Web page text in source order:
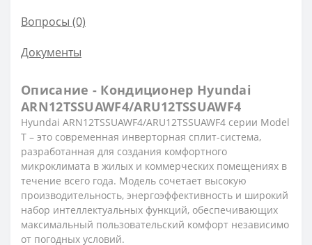
Вопросы (0)
Документы
Описание - Кондиционер Hyundai
ARN12TSSUAWF4/ARU12TSSUAWF4
Hyundai ARN12TSSUAWF4/ARU12TSSUAWF4 серии Model
T – это современная инверторная сплит-система,
разработанная для создания комфортного
микроклимата в жилых и коммерческих помещениях в
течение всего года. Модель сочетает высокую
производительность, энергоэффективность и широкий
набор интеллектуальных функций, обеспечивающих
максимальный пользовательский комфорт независимо
от погодных условий.